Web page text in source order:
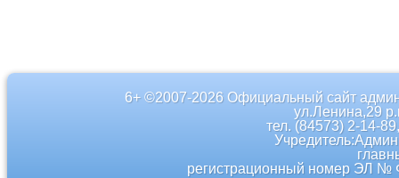
6+ ©2007-2026 Официальный сайт
ул.Ленина,29
тел. (84573) 2-14-
регистрационный номер ЭЛ №